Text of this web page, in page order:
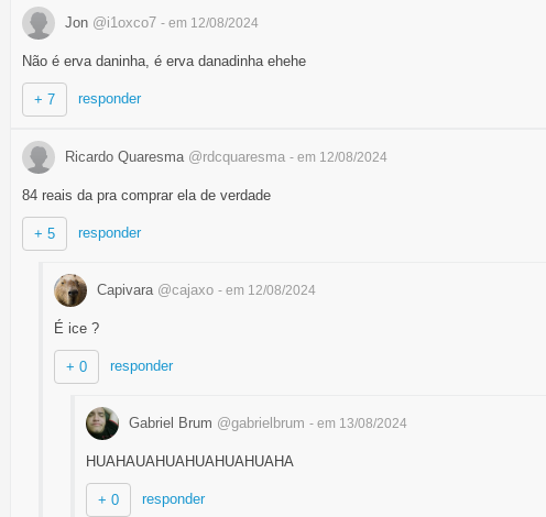
Jon @i1oxco7 - em 12/08/2024
Não é erva daninha, é erva danadinha ehehe
+ 7 responder
Ricardo Quaresma @rdcquaresma - em 12/08/2024
84 reais da pra comprar ela de verdade
+ 5 responder
Capivara @cajaxo - em 12/08/2024
É ice ?
+ 0 responder
Gabriel Brum @gabrielbrum - em 13/08/2024
HUAHAUAHUAHUAHUAHUAHA
+ 0 responder